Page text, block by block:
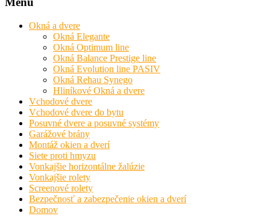
Okná a dvere
Okná Elegante
Okná Optimum line
Okná Balance Prestige line
Okná Evolution line PASIV
Okná Rehau Synego
Hliníkové Okná a dvere
Vchodové dvere
Vchodové dvere do bytu
Posuvné dvere a posuvné systémy
Garážové brány
Montáž okien a dverí
Siete proti hmyzu
Vonkajšie horizontálne žalúzie
Vonkajšie rolety
Screenové rolety
Bezpečnosť a zabezpečenie okien a dverí
Domov